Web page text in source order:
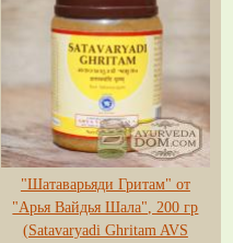
"Шатаварьяди Гритам" от
"Арья Вайдья Шала", 200 гр
(Satavaryadi Ghritam AVS